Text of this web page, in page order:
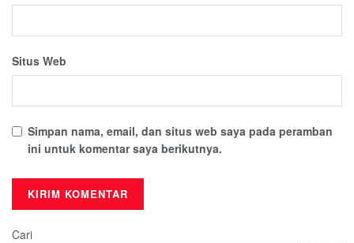
Situs Web
Simpan nama, email, dan situs web saya pada peramban
ini untuk komentar saya berikutnya.
Cari